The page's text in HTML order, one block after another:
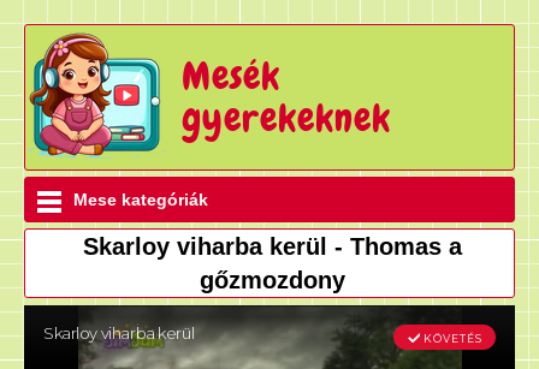
Mesék
gyerekeknek
Mese kategóriák
Skarloy viharba kerül - Thomas a
gőzmozdony